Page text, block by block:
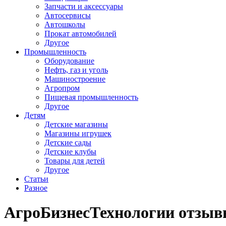
Запчасти и аксессуары
Автосервисы
Автошколы
Прокат автомобилей
Другое
Промышленность
Оборудование
Нефть, газ и уголь
Машиностроение
Агропром
Пищевая промышленность
Другое
Детям
Детские магазины
Магазины игрушек
Детские сады
Детские клубы
Товары для детей
Другое
Статьи
Разное
АгроБизнесТехнологии